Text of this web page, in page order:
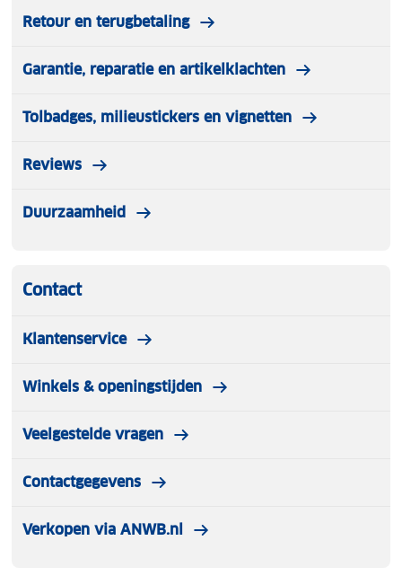
Retour en terugbetaling
Garantie, reparatie en artikelklachten
Tolbadges, milieustickers en vignetten
Reviews
Duurzaamheid
Contact
Klantenservice
Winkels & openingstijden
Veelgestelde vragen
Contactgegevens
Verkopen via ANWB.nl